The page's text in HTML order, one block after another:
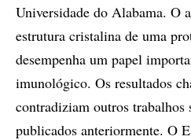
Universidade do Alabama. O
estrutura cristalina de uma
desempenha um papel
imunológico. Os resultados
contradiziam outros trabalhos
publicados anteriormente. O